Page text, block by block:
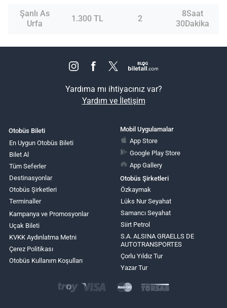
Şanlı As
Urfa
1.300 TL 2
8Saat
30Dakika
Yardıma mı ihtiyacınız var?
Yardım ve İletişim
Otobüs Bileti
En Uygun Otobüs Bileti
Bilet Al
Tüm Seferler
Destinasyonlar
Otobüs Şirketleri
Terminaller
Kampanya ve Promosyonlar
Uçak Bileti
KVKK Aydınlatma Metni
Çerez Politikası
Otobüs Kullanım Koşulları
Mobil Uygulamalar
App Store
Google Play Store
App Gallery
Otobüs Şirketleri
Özkaymak
Lüks Nur Seyahat
Samancı Seyahat
Siirt Petrol
S.A. ALSINA GRAELLS DE
AUTOTRANSPORTES
Çorlu Yıldız Tur
Yazar Tur